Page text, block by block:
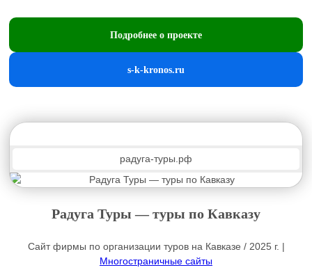
Подробнее о проекте
s-k-kronos.ru
радуга-туры.рф
Радуга Туры — туры по Кавказу
Сайт фирмы по организации туров на Кавказе / 2025 г. |
Многостраничные сайты